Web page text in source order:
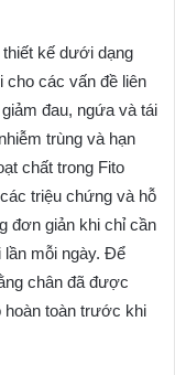
kế dưới dạng
cho các vấn đề liên
đau, ngứa và tái
trùng và hạn
chất trong Fito
triệu chứng và hỗ
đơn giản khi chỉ cần
lần mỗi ngày. Để
chân đã được
toàn trước khi